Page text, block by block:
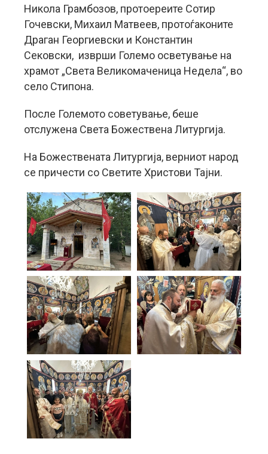
Никола Грамбозов, протоереите Сотир
Гочевски, Михаил Матвеев, протоѓаконите
Драган Георгиевски и Константин
Сековски, изврши Големо осветување на
храмот „Света Великомаченица Недела“, во
село Стипона.
После Големото советување, беше
отслужена Света Божествена Литургија.
На Божествената Литургија, верниот народ
се причести со Светите Христови Тајни.